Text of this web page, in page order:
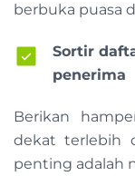
berbuka puasa
Sortir
penerima
Berikan
dekat terlebih
penting adalah